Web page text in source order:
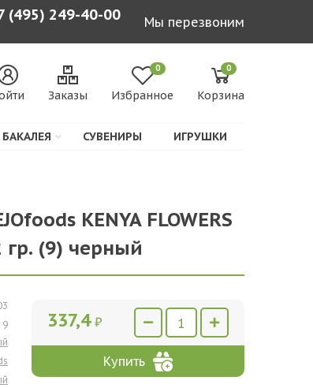
(495) 249-40-00 Мы перезвоним
Заказы
0
Избранное
0
Корзина
БАКАЛЕЯ СУВЕНИРЫ ИГРУШКИ
KENYA FLOWERS
гр. (9) черный
9
337,4 ₽
Купить